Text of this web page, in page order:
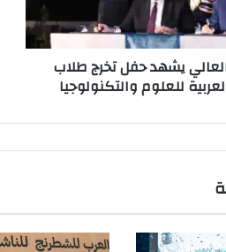
العالي يشهد حفل تخرج طلاب
للعلوم والتكنولوجيا